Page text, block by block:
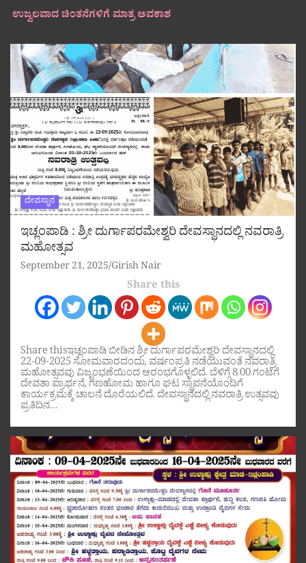
ಉಜ್ವಲವಾದ ಚಿಂತನೆಗಳಿಗೆ ಮಾತ್ರ ಅವಕಾಶ
ದೇವಸ್ಥಾನ
ಇಚ್ಲಂಪಾಡಿ : ಶ್ರೀ ದುರ್ಗಾಪರಮೇಶ್ವರಿ ದೇವಸ್ಥಾನದಲ್ಲಿ ನವರಾತ್ರಿ
ಮಹೋತ್ಸವ
September 21, 2025 Girish Nair
Share this
Share thisಇಚ್ಲಂಪಾಡಿ ಬೀಡಿನ ಶ್ರೀ ದುರ್ಗಾಪರಮೇಶ್ವರಿ ದೇವಸ್ಥಾನದಲ್ಲಿ
22-09-2025 ಸೋಮವಾರದಂದು, ವರ್ಷಂಪ್ರತಿ ನಡೆಯುವಂತೆ ನವರಾತ್ರಿ
ಮಹೋತ್ಸವವು ವಿಜೃಂಭಣೆಯಿಂದ ಆರಂಭಗೊಳ್ಳಲಿದೆ. ಬೆಳಿಗ್ಗೆ 8.00 ಗಂಟೆಗೆ
ದೇವತಾ ಪ್ರಾರ್ಥನೆ, ಗಣಹೋಮ ಹಾಗೂ ಘಟ ಸ್ಥಾಪನೆಯೊಂದಿಗೆ
ಕಾರ್ಯಕ್ರಮಕ್ಕೆ ಚಾಲನೆ ದೊರೆಯಲಿದೆ. ದೇವಸ್ಥಾನದಲ್ಲಿ ನವರಾತ್ರಿ ಉತ್ಸವವು
ಪ್ರತಿದಿನ…